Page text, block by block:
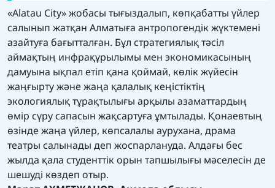
«Alatau City» жобасы тығыздалып, көпқабатты үйлер
салынып жатқан Алматыға антропогендік жүктемені
азайтуға бағытталған. Бұл стратегиялық тәсіл
аймақтың инфрақұрылымы мен экономикасының
дамуына ықпал етіп қана қоймай, көлік жүйесін
жаңғырту және жаңа қалалық кеңістіктің
экологиялық тұрақтылығы арқылы азаматтардың
өмір сүру сапасын жақсартуға ұмтылады. Қонаевтың
өзінде жаңа үйлер, көпсалалы аурухана, драма
театры салынады деп жоспарлануда. Алдағы бес
жылда қала студенттік орын тапшылығы мәселесін де
шешуді көздеп отыр.